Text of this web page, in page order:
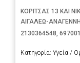
ΚΟΡΙΤΣΑΣ 13 ΚΑΙ
ΑΙΓΑΛΕΩ-
2130364548,
Κατηγορία: Υγεία /